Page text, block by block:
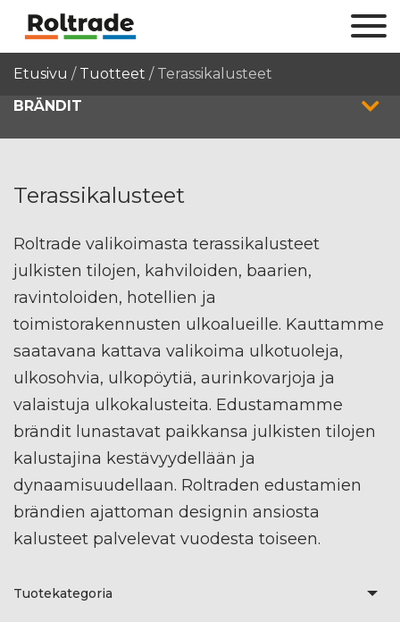
Etusivu / Tuotteet / Terassikalusteet
BRÄNDIT
Terassikalusteet
Roltrade valikoimasta terassikalusteet
julkisten tilojen, kahviloiden, baarien,
ravintoloiden, hotellien ja
toimistorakennusten ulkoalueille. Kauttamme
saatavana kattava valikoima ulkotuoleja,
ulkosohvia, ulkopöytiä, aurinkovarjoja ja
valaistuja ulkokalusteita. Edustamamme
brändit lunastavat paikkansa julkisten tilojen
kalustajina kestävyydellään ja
dynaamisuudellaan. Roltraden edustamien
brändien ajattoman designin ansiosta
kalusteet palvelevat vuodesta toiseen.
Tuotekategoria